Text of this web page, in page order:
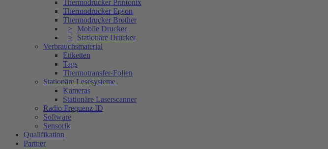
Thermodrucker Printonix
Thermodrucker Epson
Thermodrucker Brother
Mobile Drucker
Stationäre Drucker
Verbrauchsmaterial
Etiketten
Tags
Thermotransfer-Folien
Stationäre Lesesysteme
Kameras
Stationäre Laserscanner
Radio Frequenz ID
Software
Sensorik
Qualifikation
Partner